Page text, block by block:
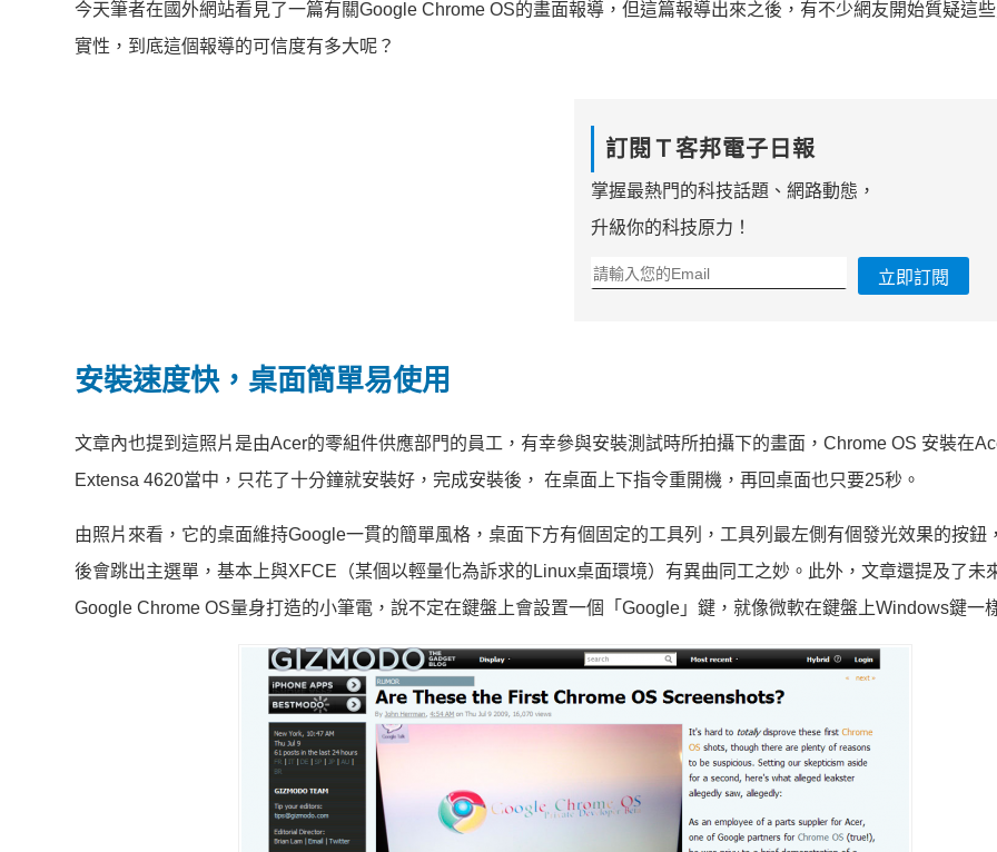
今天筆者在國外網站看見了一篇有關Google Chrome OS的畫面報導，但這篇報導出來之後，有不少網友開始質疑這
實性，到底這個報導的可信度有多大呢？
訂閱Ｔ客邦電子日報
掌握最熱門的科技話題、網路動態，
升級你的科技原力！
立即訂閱
安裝速度快，桌面簡單易使用
文章內也提到這照片是由Acer的零組件供應部門的員工，有幸參與安裝測試時所拍攝下的畫面，Chrome OS 安裝在
Extensa 4620當中，只花了十分鐘就安裝好，完成安裝後， 在桌面上下指令重開機，再回桌面也只要25秒。
由照片來看，它的桌面維持Google一貫的簡單風格，桌面下方有個固定的工具列，工具列最左側有個發光效果的按鈕
後會跳出主選單，基本上與XFCE（某個以輕量化為訴求的Linux桌面環境）有異曲同工之妙。此外，文章還提及了未
Google Chrome OS量身打造的小筆電，說不定在鍵盤上會設置一個「Google」鍵，就像微軟在鍵盤上Windows鍵一